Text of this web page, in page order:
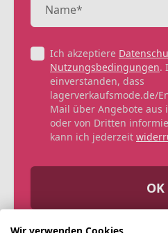
Ich akzeptiere
Nutzungsbedingungen.
einverstanden, dass
lagerverkaufsmode.de/
Mail über Angebote aus
oder von Dritten
kann ich jederzeit
OK